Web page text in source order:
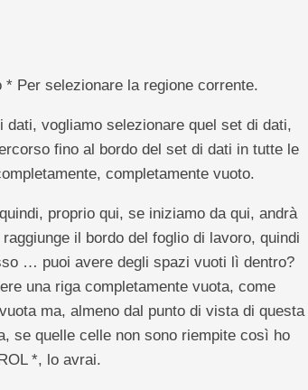
Per selezionare la regione corrente.
vogliamo selezionare quel set di dati,
fino al bordo del set di dati in tutte le
completamente vuoto.
proprio qui, se iniziamo da qui, andrà
il bordo del foglio di lavoro, quindi
… puoi avere degli spazi vuoti lì dentro?
una riga completamente vuota, come
ma, almeno dal punto di vista di questa
se quelle celle non sono riempite così ho
*, lo avrai.